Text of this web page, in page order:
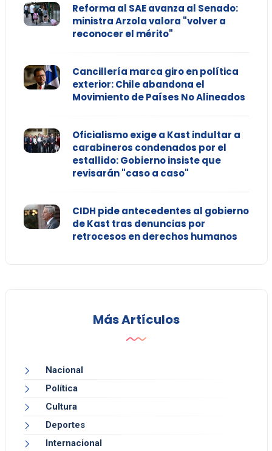
Reforma al SAE avanza al Senado:
ministra Arzola valora "volver a
reconocer el mérito"
Cancillería marca giro en política
exterior: Chile abandona el
Movimiento de Países No Alineados
Oficialismo exige a Kast indultar a
carabineros condenados por el
estallido: Gobierno insiste que
revisarán "caso a caso"
CIDH pide antecedentes al gobierno
de Kast tras denuncias por
retrocesos en derechos humanos
Más Artículos
Nacional
Política
Cultura
Deportes
Internacional